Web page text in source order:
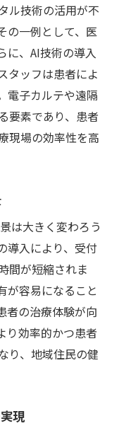
ル技術の活用が不
の一例として、医
に、AI技術の導入
タッフは患者によ
電子カルテや遠隔
要素であり、患者
現場の効率性を高
は大きく変わろう
導入により、受付
間が短縮されま
が容易になること
者の治療体験が向
り効率的かつ患者
り、地域住民の健
現